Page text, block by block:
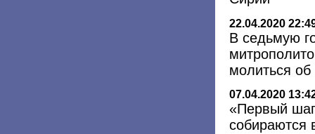
22.04.2020
В седьмую
молиться
07.04.2020
«Первый
собираются